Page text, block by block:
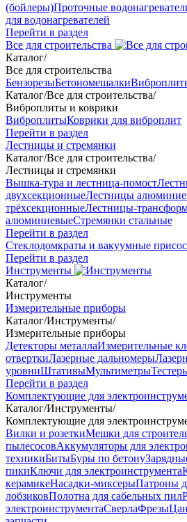
(бойлеры)Проточные
для водонагревателей
Перейти в раздел
Все для строительства
Каталог/
Все для строительства
БензорезыБетономешалки
Каталог/Все для строительства/
Виброплиты и коврики
ВиброплитыКоврики для виброплит
Перейти в раздел
Лестницы и стремянки
Каталог/Все для строительства/
Лестницы и стремянки
Вышка-тура и лестница-помост
двухсекционныеЛестницы
трёхсекционныеЛестницы-
алюминиевыеСтремянки стальные
Перейти в раздел
Стеклодомкраты и вакуумные
Перейти в раздел
Инструменты
Каталог/
Инструменты
Измерительные приборы
Каталог/Инструменты/
Измерительные приборы
Детекторы металлаИзмерительные
отверткиЛазерные дальномеры
уровниШтативыМультиметры
Перейти в раздел
Комплектующие для
Каталог/Инструменты/
Комплектующие для
Вилки и розеткиМешки для
пылесосовАккумуляторы для
техникиБитыБуры по бетону
пикиКлючи для электроинструмента
керамикеНасадки-миксерыПатроны
лобзиковПолотна для сабельных пил
электроинструментаСверлаФрезы